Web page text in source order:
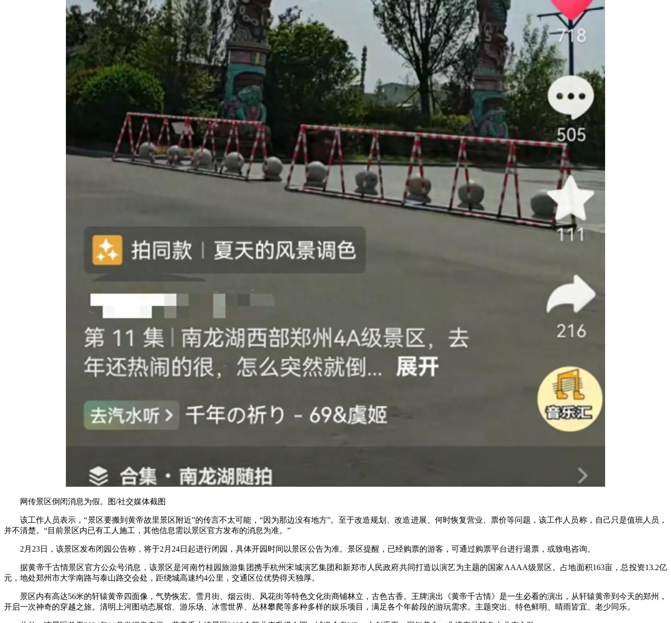
网传景区倒闭消息为假。图/社交媒体截图
该工作人员表示，“景区要搬到黄帝故里景区附近”的传言不太可能，“因为那边没有地方”。至于改造规划、改造进展、何时恢复营业、票价等问题，该工作人员称，自己只是值班人员，
并不清楚。“目前景区内已有工人施工，其他信息需以景区官方发布的消息为准。”
2月23日，该景区发布闭园公告称，将于2月24日起进行闭园，具体开园时间以景区公告为准。景区提醒，已经购票的游客，可通过购票平台进行退票，或致电咨询。
据黄帝千古情景区官方公众号消息，该景区是河南竹桂园旅游集团携手杭州宋城演艺集团和新郑市人民政府共同打造以演艺为主题的国家AAAA级景区。占地面积163亩，总投资13.2亿
元，地处郑州市大学南路与泰山路交会处，距绕城高速约4公里，交通区位优势得天独厚。
景区内有高达56米的轩辕黄帝四面像，气势恢宏。雪月街、烟云街、风花街等特色文化街商铺林立，古色古香。王牌演出《黄帝千古情》是一生必看的演出，从轩辕黄帝到今天的郑州，
开启一次神奇的穿越之旅。清明上河图动态展馆、游乐场、冰雪世界、丛林攀爬等多种多样的娱乐项目，满足各个年龄段的游玩需求。主题突出、特色鲜明、晴雨皆宜、老少同乐。